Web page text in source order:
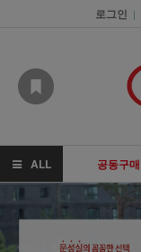
로그인 |
ALL 공동구매